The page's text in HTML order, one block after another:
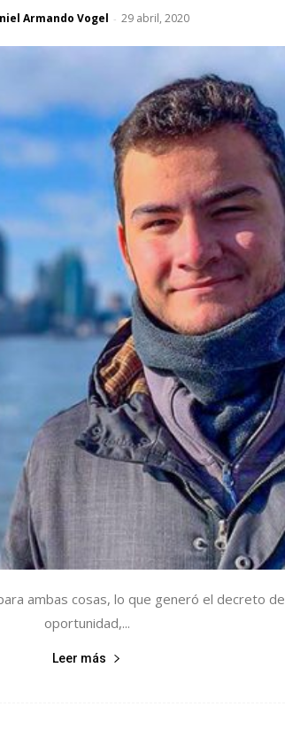
Armando Vogel - 29 abril, 2020
ambas cosas, lo que generó el decreto
oportunidad,...
Leer más